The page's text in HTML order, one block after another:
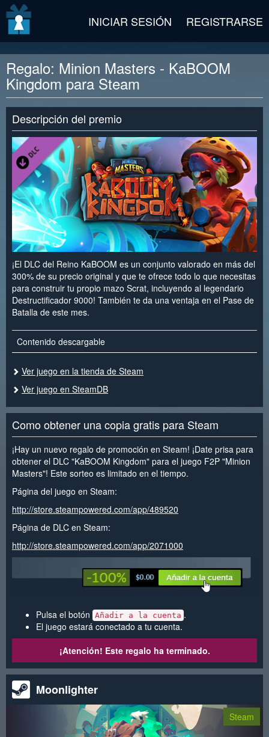
INICIAR SESIÓN REGISTRARSE
Regalo: Minion Masters - KaBOOM
Kingdom para Steam
Descripción del premio
¡El DLC del Reino KaBOOM es un conjunto valorado en más del
300% de su precio original y que te ofrece todo lo que necesitas
para construir tu propio mazo Scrat, incluyendo al legendario
Destructificador 9000! También te da una ventaja en el Pase de
Batalla de este mes.
Contenido descargable
Ver juego en la tienda de Steam
Ver juego en SteamDB
Como obtener una copia gratis para Steam
¡Hay un nuevo regalo de promoción en Steam! ¡Date prisa para
obtener el DLC "KaBOOM Kingdom" para el juego F2P "Minion
Masters"! Este sorteo es limitado en el tiempo.
Página del juego en Steam:
http://store.steampowered.com/app/489520
Página de DLC en Steam:
http://store.steampowered.com/app/2071000
Pulsa el botón Añadir a la cuenta .
El juego estará conectado a tu cuenta.
¡Atención! Este regalo ha terminado.
Moonlighter
Steam